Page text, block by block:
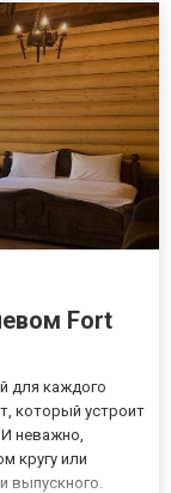
Fort
для каждого
который устроит
неважно,
кругу или
выпускного.